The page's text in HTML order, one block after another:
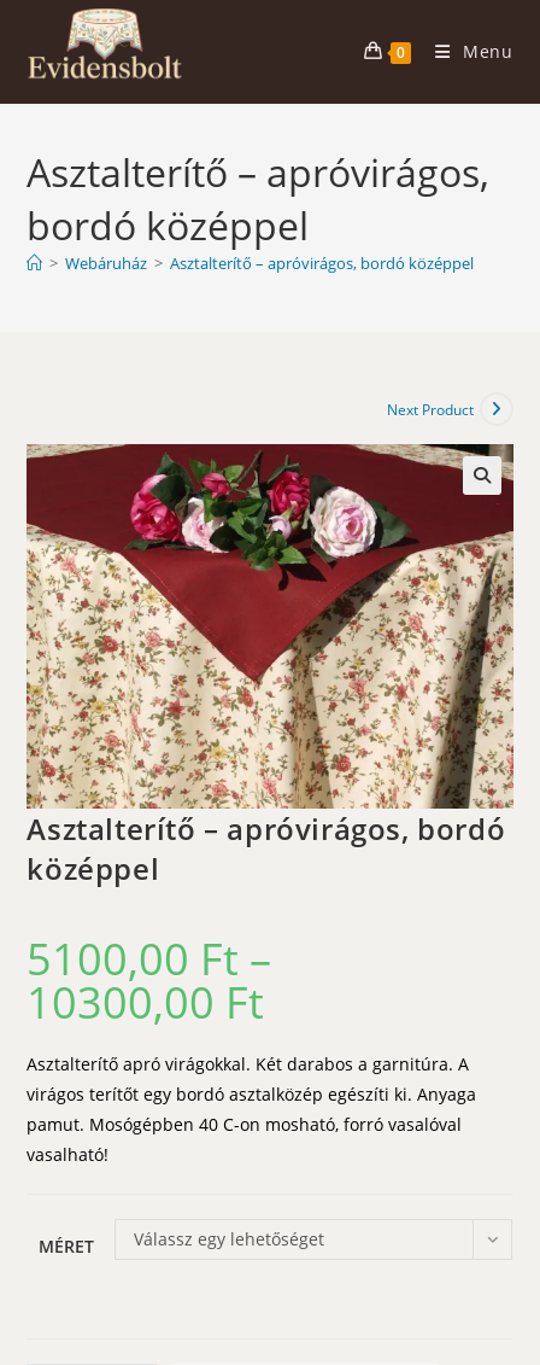
content
0 Menu
Asztalterítő – apróvirágos,
bordó középpel
> Webáruház > Asztalterítő – apróvirágos, bordó középpel
Next Product
Asztalterítő – apróvirágos, bordó
középpel
5100,00 Ft –
10300,00 Ft
Asztalterítő apró virágokkal. Két darabos a garnitúra. A
virágos terítőt egy bordó asztalközép egészíti ki. Anyaga
pamut. Mosógépben 40 C-on mosható, forró vasalóval
vasalható!
MÉRET Válassz egy lehetőséget